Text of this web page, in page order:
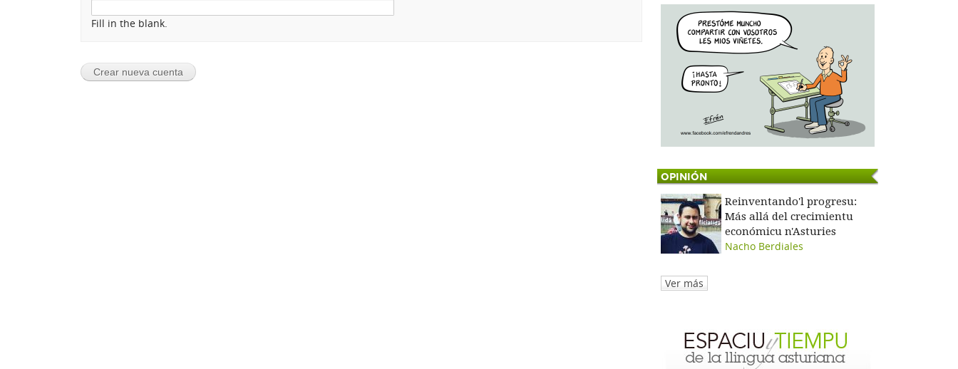
Fill in the blank.
OPINIÓN
Reinventando'l progresu:
Más allá del crecimientu
económicu n'Asturies
Nacho Berdiales
Ver más